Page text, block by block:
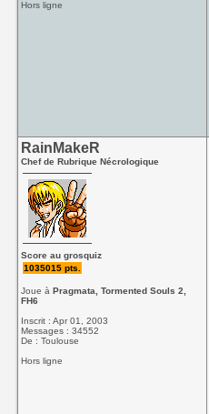
Hors ligne
RainMakeR
Chef de Rubrique Nécrologique
Score au grosquiz
1035015 pts.
Joue àPragmata, Tormented Souls 2,
FH6
Inscrit : Apr 01, 2003
Messages : 34552
De : Toulouse
Hors ligne